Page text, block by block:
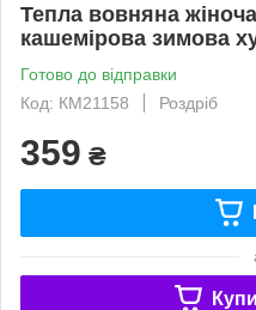
Тепла вовняна
кашемірова зимова
Готово до відправки
Код: КМ21158
Роздріб
359 ₴